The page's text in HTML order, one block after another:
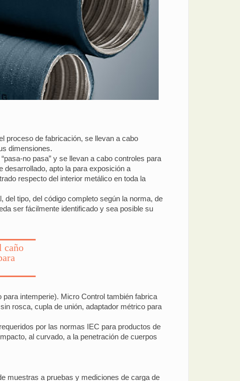
proceso de fabricación, se llevan a cabo
dimensiones.
no pasa” y se llevan a cabo controles para
desarrollado, apto la para exposición a
respecto del interior metálico en toda la
del tipo, del código completo según la norma, de
ser fácilmente identificado y sea posible su
caño
intemperie). Micro Control también fabrica
rosca, cupla de unión, adaptador métrico para
por las normas IEC para productos de
al curvado, a la penetración de cuerpos
muestras a pruebas y mediciones de carga de